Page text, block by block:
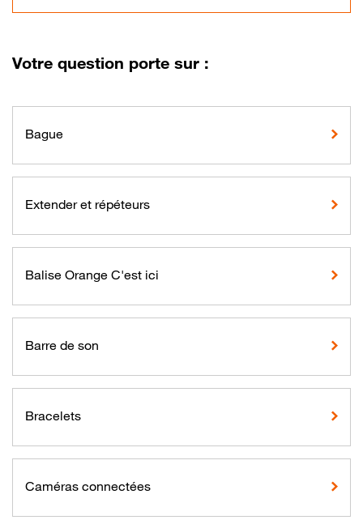
Votre question porte sur :
Bague
Extender et répéteurs
Balise Orange C'est ici
Barre de son
Bracelets
Caméras connectées